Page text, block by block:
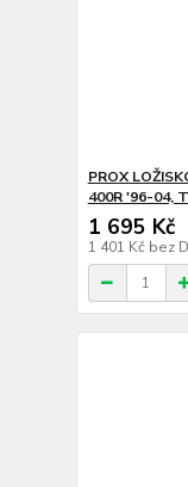
PROX
400R '96-04,
1 695 Kč
1 401 Kč bez